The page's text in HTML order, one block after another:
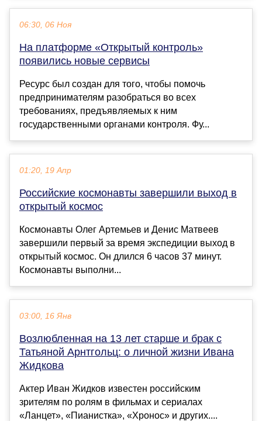
06:30, 06 Ноя
На платформе «Открытый контроль»
появились новые сервисы
Ресурс был создан для того, чтобы помочь
предпринимателям разобраться во всех
требованиях, предъявляемых к ним
государственными органами контроля. Фу...
01:20, 19 Апр
Российские космонавты завершили выход в
открытый космос
Космонавты Олег Артемьев и Денис Матвеев
завершили первый за время экспедиции выход в
открытый космос. Он длился 6 часов 37 минут.
Космонавты выполни...
03:00, 16 Янв
Возлюбленная на 13 лет старше и брак с
Татьяной Арнтгольц: о личной жизни Ивана
Жидкова
Актер Иван Жидков известен российским
зрителям по ролям в фильмах и сериалах
«Ланцет», «Пианистка», «Хронос» и других....